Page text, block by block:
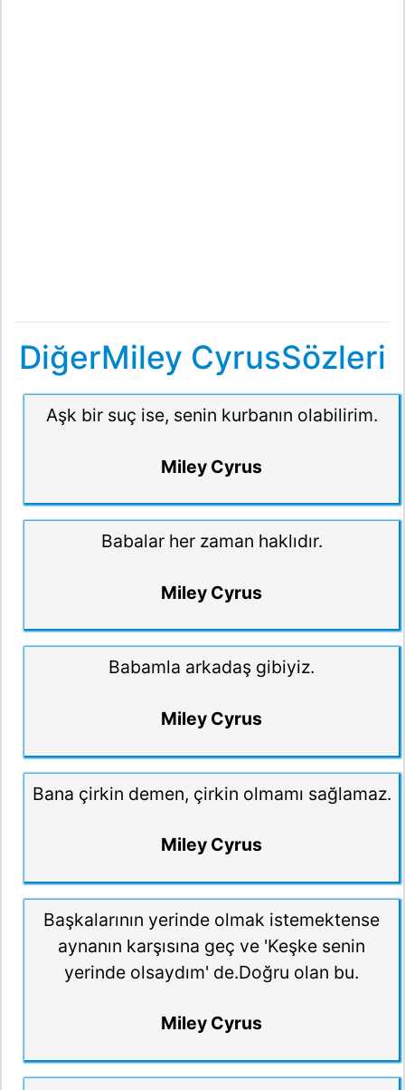
DiğerMiley CyrusSözleri
Aşk bir suç ise, senin kurbanın olabilirim.
Miley Cyrus
Babalar her zaman haklıdır.
Miley Cyrus
Babamla arkadaş gibiyiz.
Miley Cyrus
Bana çirkin demen, çirkin olmamı sağlamaz.
Miley Cyrus
Başkalarının yerinde olmak istemektense
aynanın karşısına geç ve 'Keşke senin
yerinde olsaydım' de.Doğru olan bu.
Miley Cyrus